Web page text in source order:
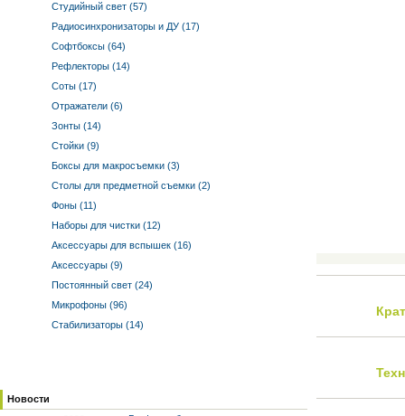
Студийный свет (57)
Радиосинхронизаторы и ДУ (17)
Софтбоксы (64)
Рефлекторы (14)
Соты (17)
Отражатели (6)
Зонты (14)
Стойки (9)
Боксы для макросъемки (3)
Столы для предметной съемки (2)
Фоны (11)
Наборы для чистки (12)
Аксессуары для вспышек (16)
Аксессуары (9)
Постоянный свет (24)
Микрофоны (96)
Стабилизаторы (14)
Новости